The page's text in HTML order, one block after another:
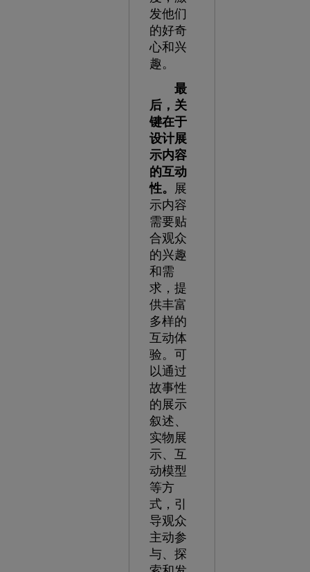
发他们
的好奇
心和兴
趣。
最
后，关
键在于
设计展
示内容
的互动
性。
展
示内容
需要贴
合观众
的兴趣
和需
求，提
供丰富
多样的
互动体
验。可
以通过
故事性
的展示
叙述、
实物展
示、互
动模型
等方
式，引
导观众
主动参
与、探